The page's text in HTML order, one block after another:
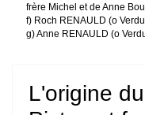
frère Michel et de Anne
f) Roch RENAULD (o
g) Anne RENAULD (o
L'origine